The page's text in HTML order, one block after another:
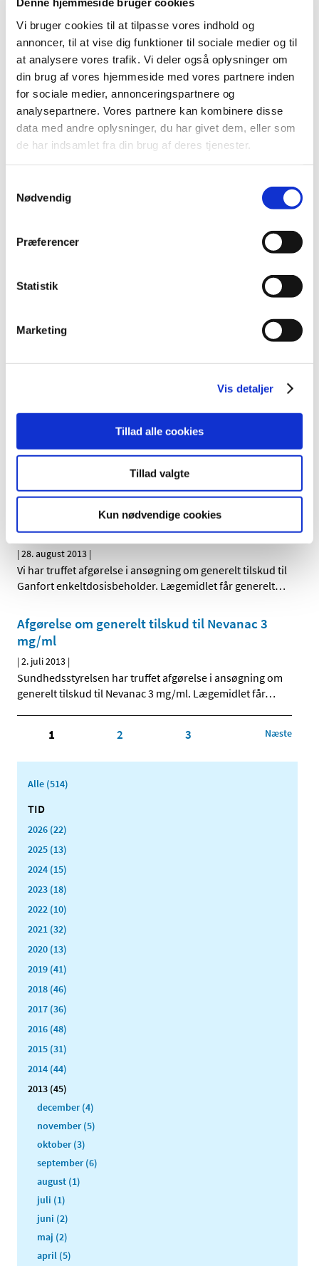
Vi bruger cookies til at tilpasse vores indhold og
annoncer, til at vise dig funktioner til sociale medier og til
at analysere vores trafik. Vi deler også oplysninger om
din brug af vores hjemmeside med vores partnere inden
for sociale medier, annonceringspartnere og
analysepartnere. Vores partnere kan kombinere disse
data med andre oplysninger, du har givet dem, eller som
de har indsamlet fra din brug af deres tjenester.
Nødvendig
Præferencer
Statistik
Marketing
Vis detaljer
Tillad alle cookies
Tillad valgte
Kun nødvendige cookies
tilskudsstatus for lægemidler mod epilepsi
Revurdering af tilskudsstatus for NSAID'er og
lægemidler mod svage smerter
|24. september 2013 |
Medicintilskudsnævnet vil i slutningen af 2013 eller
starten af 2014 påbegynde arbejdet med revurdering af…
Afgørelse om generelt tilskud til Esmya
Vi har truffet afgørelse i ansøgning om generelt tilskud til
Esmya. Lægemidlet får generelt tilskud.
Afgørelse om generelt tilskud til Vipdomet
Vi har truffet afgørelse i ansøgning om generelt tilskud til
Afgørelse om generelt tilskud til Vipidia
Afgørelse om generelt tilskud til Selincro
|16. september 2013|
Selincro. Lægemidlet får ikke generelt tilskud.
Afgørelse om generelt tilskud til Ganfort
enkeltdosis­­beholder
| 28. august 2013 |
Vi har truffet afgørelse i ansøgning om generelt tilskud til
Ganfort enkeltdosisbeholder. Lægemidlet får generelt…
Afgørelse om generelt tilskud til Nevanac 3
mg/ml
|2. juli 2013 |
Sundhedsstyrelsen har truffet afgørelse i ansøgning om
generelt tilskud til Nevanac 3 mg/ml. Lægemidlet får…
1 2 3 Næste
Alle (514)
TID
2026 (22)
2025 (13)
2024 (15)
2023 (18)
2022 (10)
2021 (32)
2020 (13)
2019 (41)
2018 (46)
2017 (36)
2016 (48)
2015 (31)
2014 (44)
2013 (45)
december (4)
november (5)
oktober (3)
september (6)
august (1)
juli (1)
juni (2)
maj (2)
april (5)